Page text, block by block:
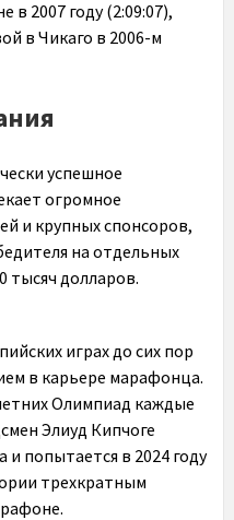
в 2007 году (2:09:07),
в Чикаго в 2006-м
успешное
огромное
и крупных спонсоров,
на отдельных
тысяч долларов.
играх до сих пор
в карьере марафонца.
Олимпиад каждые
Элиуд Кипчоге
и попытается в 2024 году
трехкратным